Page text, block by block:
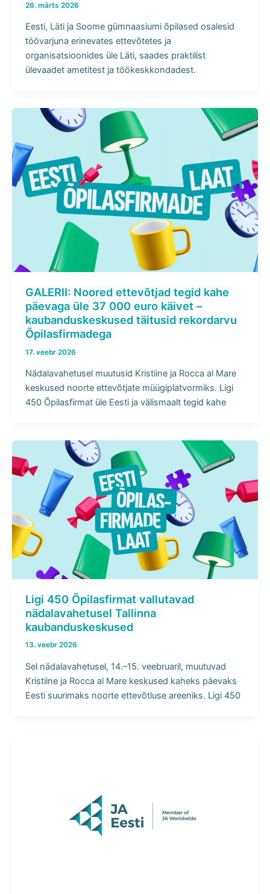
26. märts 2026
Eesti, Läti ja Soome gümnaasiumi õpilased osalesid
töövarjuna erinevates ettevõtetes ja
organisatsioonides üle Läti, saades praktilist
ülevaadet ametitest ja töökeskkondadest.
GALERII: Noored ettevõtjad tegid kahe
päevaga üle 37 000 euro käivet –
kaubanduskeskused täitusid rekordarvu
Õpilasfirmadega
17. veebr 2026
Nädalavahetusel muutusid Kristiine ja Rocca al Mare
keskused noorte ettevõtjate müügiplatvormiks. Ligi
450 Õpilasfirmat üle Eesti ja välismaalt tegid kahe
Ligi 450 Õpilasfirmat vallutavad
nädalavahetusel Tallinna
kaubanduskeskused
13. veebr 2026
Sel nädalavahetusel, 14.–15. veebruaril, muutuvad
Kristiine ja Rocca al Mare keskused kaheks päevaks
Eesti suurimaks noorte ettevõtluse areeniks. Ligi 450